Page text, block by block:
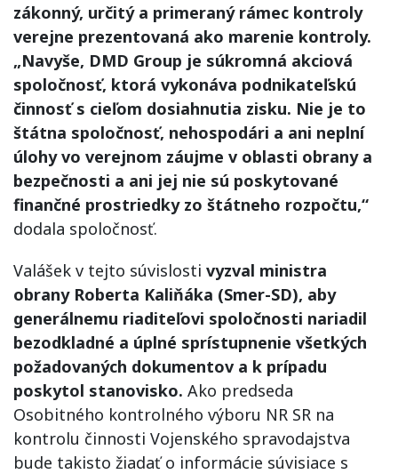
zákonný, určitý a primeraný rámec kontroly
verejne prezentovaná ako marenie kontroly.
„Navyše, DMD Group je súkromná akciová
spoločnosť, ktorá vykonáva podnikateľskú
činnosť s cieľom dosiahnutia zisku. Nie je to
štátna spoločnosť, nehospodári a ani neplní
úlohy vo verejnom záujme v oblasti obrany a
bezpečnosti a ani jej nie sú poskytované
finančné prostriedky zo štátneho rozpočtu,“
dodala spoločnosť.
Valášek v tejto súvislosti vyzval ministra
obrany Roberta Kaliňáka (Smer-SD), aby
generálnemu riaditeľovi spoločnosti nariadil
bezodkladné a úplné sprístupnenie všetkých
požadovaných dokumentov a k prípadu
poskytol stanovisko. Ako predseda
Osobitného kontrolného výboru NR SR na
kontrolu činnosti Vojenského spravodajstva
bude takisto žiadať o informácie súvisiace s